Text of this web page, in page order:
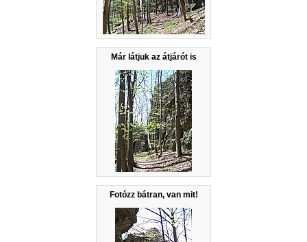
Már látjuk az átjárót is
Fotózz bátran, van mit!